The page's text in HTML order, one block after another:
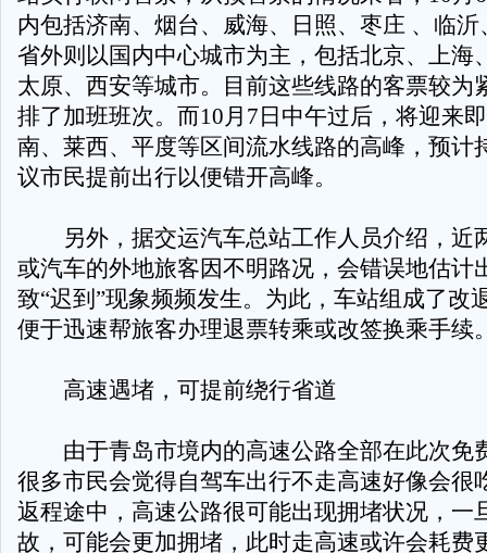
内包括济南、烟台、威海、日照、枣庄 、临
省外则以国内中心城市为主，包括北京、上海
太原、西安等城市。目前这些线路的客票较为
排了加班班次。而10月7日中午过后，将迎来
南、莱西、平度等区间流水线路的高峰，预计
议市民提前出行以便错开高峰。
另外，据交运汽车总站工作人员介绍，近
或汽车的外地旅客因不明路况，会错误地估计
致“迟到”现象频频发生。为此，车站组成了改
便于迅速帮旅客办理退票转乘或改签换乘手续
高速遇堵，可提前绕行省道
由于青岛市境内的高速公路全部在此次免
很多市民会觉得自驾车出行不走高速好像会很
返程途中，高速公路很可能出现拥堵状况，一
故，可能会更加拥堵，此时走高速或许会耗费